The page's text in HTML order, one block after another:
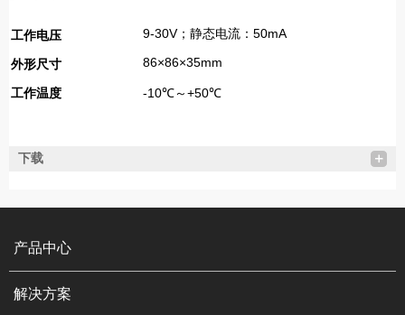
工作电压 9-30V；静态电流：50mA
外形尺寸 86×86×35mm
工作温度 -10℃～+50℃
下载
产品中心
解决方案